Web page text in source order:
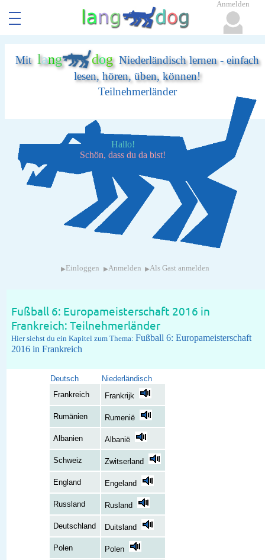
Mit lang dogNiederländisch lernen - einfach
lesen, hören, üben, können!
Teilnehmerländer
Hallo!
Schön, dass du da bist!
▸ Einloggen ▸Anmelden ▸Als Gast anmelden
Fußball 6: Europameisterschaft 2016 in
Frankreich: Teilnehmerländer
Hier siehst du ein Kapitel zum Thema: Fußball 6: Europameisterschaft
2016 in Frankreich
Deutsch
Niederländisch
Frankreich
Frankrijk
Rumänien Rumenië
Albanien Albanië
Schweiz Zwitserland
England Engeland
Russland Rusland
Deutschland Duitsland
Polen Polen
Anmelden